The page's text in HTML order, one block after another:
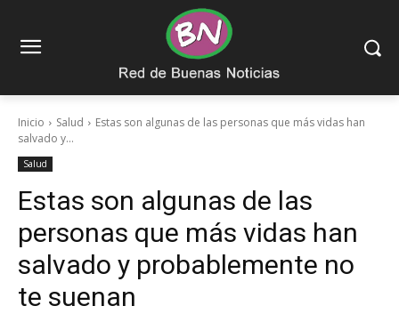
Inicio Salud
Estas son algunas de las personas que más vidas han
salvado y...
Salud
Estas son algunas de las
personas que más vidas han
salvado y probablemente no
te suenan